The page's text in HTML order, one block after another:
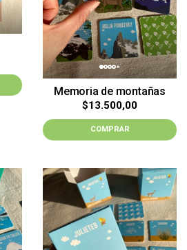
Memoria de montañas
$13.500,00
COMPRAR